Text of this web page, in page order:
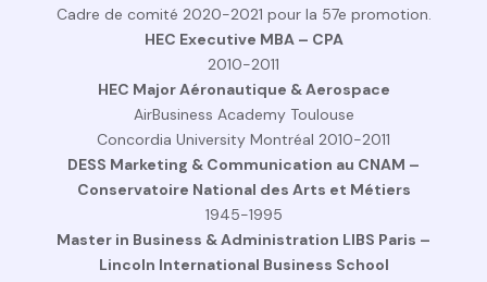
Cadre de comité 2020-2021 pour la 57e promotion.
HEC Executive MBA – CPA
2010-2011
HEC Major Aéronautique & Aerospace
AirBusiness Academy Toulouse
Concordia University Montréal 2010-2011
DESS Marketing & Communication au CNAM –
Conservatoire National des Arts et Métiers
1945-1995
Master in Business & Administration LIBS Paris –
Lincoln International Business School